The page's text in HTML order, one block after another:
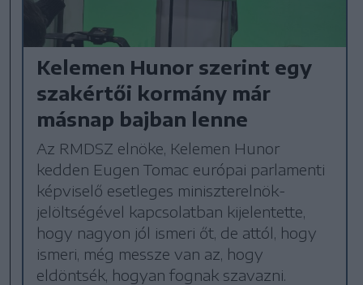
Kelemen Hunor szerint egy
szakértői kormány már
másnap bajban lenne
Az RMDSZ elnöke, Kelemen Hunor
kedden Eugen Tomac európai parlamenti
képviselő esetleges miniszterelnök-
jelöltségével kapcsolatban kijelentette,
hogy nagyon jól ismeri őt, de attól, hogy
ismeri, még messze van az, hogy
eldöntsék, hogyan fognak szavazni.